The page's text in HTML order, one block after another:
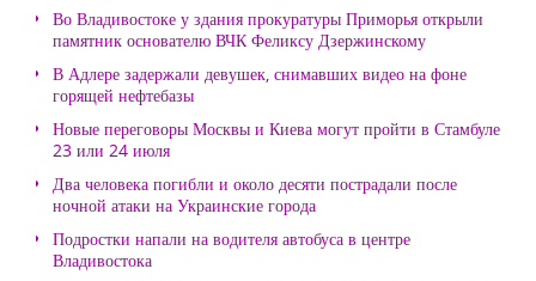
Во Владивостоке у здания прокуратуры Приморья открыли
памятник основателю ВЧК Феликсу Дзержинскому
В Адлере задержали девушек, снимавших видео на фоне
горящей нефтебазы
Новые переговоры Москвы и Киева могут пройти в Стамбуле
23 или 24 июля
Два человека погибли и около десяти пострадали после
ночной атаки на Украинские города
Подростки напали на водителя автобуса в центре
Владивостока